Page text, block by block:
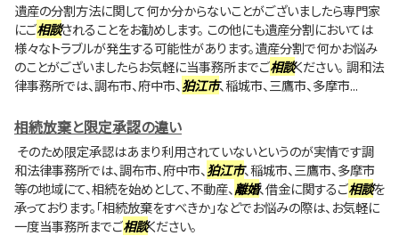
遺産の分割方法に関して何か分からないことがございましたら専門家
にご相談されることをお勧めします。 この他にも遺産分割においては
様々なトラブルが発生する可能性があります。遺産分割で何かお悩み
のことがございましたらお気軽に当事務所までご相談ください。 調和法
律事務所では、調布市、府中市、狛江市、稲城市、三鷹市、多摩市...
相続放棄と限定承認の違い
そのため限定承認はあまり利用されていないというのが実情です調
和法律事務所では、調布市、府中市、狛江市、稲城市、三鷹市、多摩市
等の地域にて、相続を始めとして、不動産、離婚、借金に関するご相談を
承っております。「相続放棄をすべきか」などでお悩みの際は、お気軽に
一度当事務所までご相談ください。